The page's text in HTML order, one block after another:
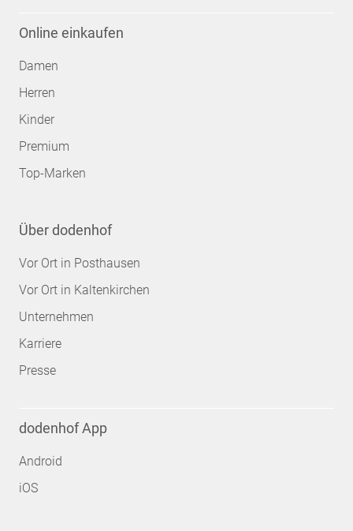
Online einkaufen
Damen
Herren
Kinder
Premium
Top-Marken
Über dodenhof
Vor Ort in Posthausen
Vor Ort in Kaltenkirchen
Unternehmen
Karriere
Presse
dodenhof App
Android
iOS